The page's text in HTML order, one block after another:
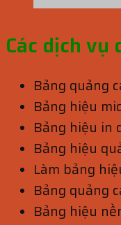
Các dịch vụ
Bảng quảng
Bảng hiệu
Bảng hiệu in
Bảng hiệu
Làm bảng
Bảng quảng
Bảng hiệu